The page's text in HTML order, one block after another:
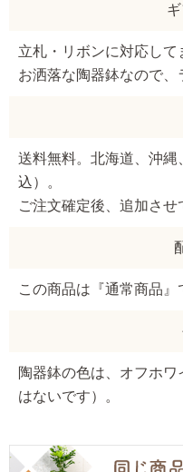
立札・リボンに対応して
お洒落な陶器鉢なので、
送料無料。北海道、沖縄
込）。
ご注文確定後、追加させ
この商品は『通常商品』
陶器鉢の色は、オフホ
はないです）。